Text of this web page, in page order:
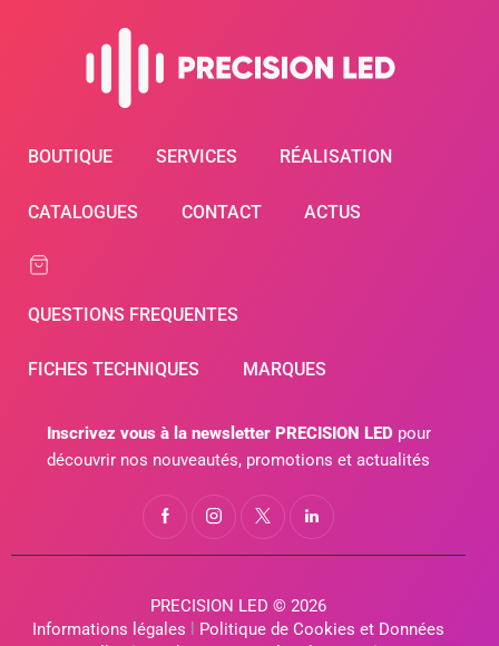
BOUTIQUE SERVICES RÉALISATION
CATALOGUES CONTACT ACTUS
QUESTIONS FREQUENTES
FICHES TECHNIQUES MARQUES
Inscrivez vous à la newsletter PRECISION LEDpour
découvrir nos nouveautés, promotions et actualités
PRECISION LED © 2026
Informations légales
Politique de Cookies et Données